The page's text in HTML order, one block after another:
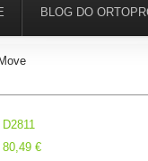
D2811
80,49 €
BLOG DO